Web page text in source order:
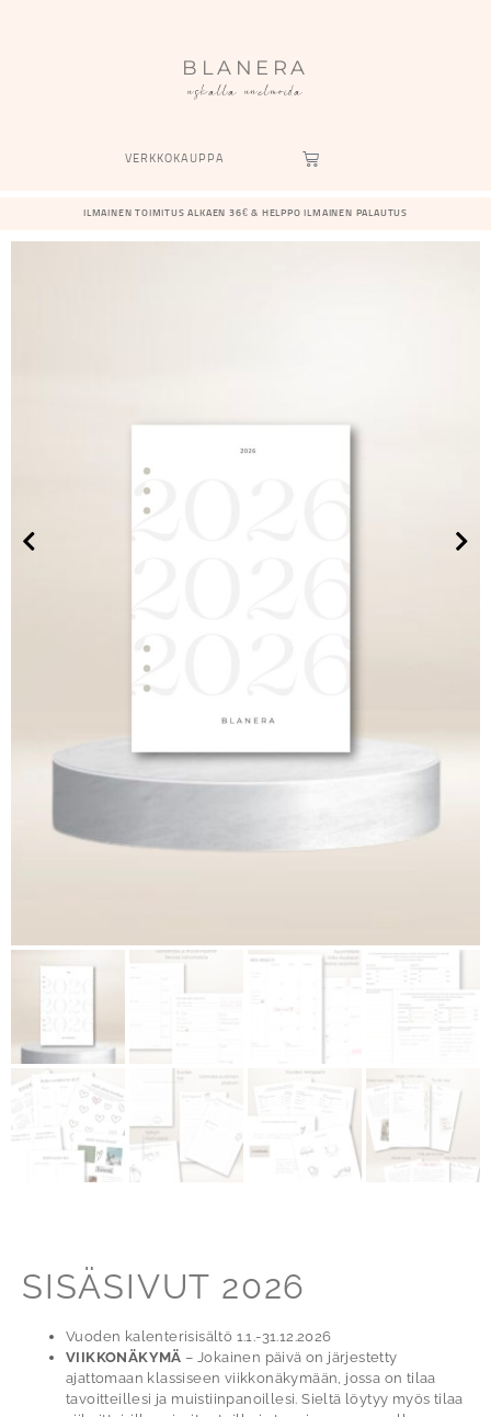
BLANERA
uskalla unelmoida
VERKKOKAUPPA
ILMAINEN TOIMITUS ALKAEN 36€ & HELPPO ILMAINEN PALAUTUS​
SISÄSIVUT 2026
Vuoden kalenterisisältö 1.1.-31.12.2026
VIIKKONÄKYMÄ – Jokainen päivä on järjestetty
ajattomaan klassiseen viikkonäkymään, jossa on tilaa
tavoitteillesi ja muistiinpanoillesi. Sieltä löytyy myös tilaa